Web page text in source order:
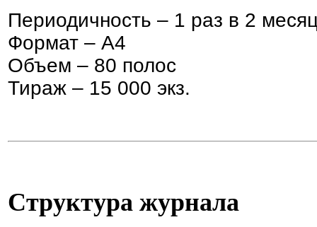
Периодичность – 1 раз в 2
Формат – А4
Объем – 80 полос
Тираж – 15 000 экз.
Структура журнала